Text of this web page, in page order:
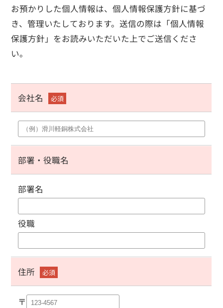
お預かりした個人情報は、個人情報保護方針に基づ
き、管理いたしております。送信の際は「個人情報
保護方針」をお読みいただいた上でご送信くださ
い。
会社名 必須
部署・役職名
部署名
役職
住所 必須
〒